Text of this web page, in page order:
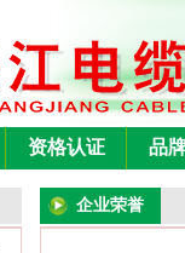
资格认证 品
企业荣誉